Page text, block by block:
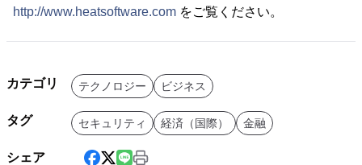
http://www.heatsoftware.com をご覧ください。
カテゴリ テクノロジー ビジネス
タグ セキュリティ 経済（国際） 金融
シェア